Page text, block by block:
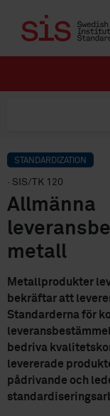
STANDARDIZATION
· SIS/TK 120
Allmänna
metall
Metallprodukter
bekräftar att
Standarderna för
bedriva
levererade
pådrivande och